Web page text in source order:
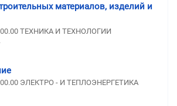
материалов, изделий и
ТЕХНИКА И ТЕХНОЛОГИИ
ЭЛЕКТРО - И ТЕПЛОЭНЕРГЕТИКА